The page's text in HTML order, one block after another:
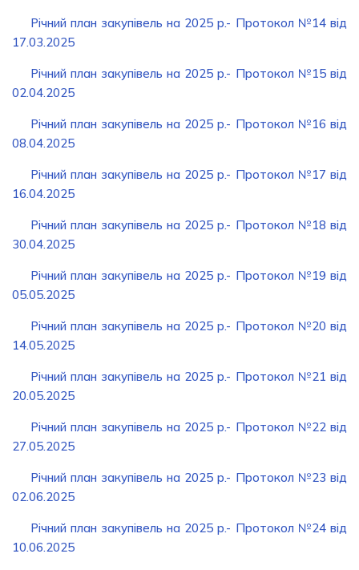
Річний план закупівель на 2025 р.- Протокол №14 від
17.03.2025
Річний план закупівель на 2025 р.- Протокол №15 від
02.04.2025
Річний план закупівель на 2025 р.- Протокол №16 від
08.04.2025
Річний план закупівель на 2025 р.- Протокол №17 від
16.04.2025
Річний план закупівель на 2025 р.- Протокол №18 від
30.04.2025
Річний план закупівель на 2025 р.- Протокол №19 від
05.05.2025
Річний план закупівель на 2025 р.- Протокол №20 від
14.05.2025
Річний план закупівель на 2025 р.- Протокол №21 від
20.05.2025
Річний план закупівель на 2025 р.- Протокол №22 від
27.05.2025
Річний план закупівель на 2025 р.- Протокол №23 від
02.06.2025
Річний план закупівель на 2025 р.- Протокол №24 від
10.06.2025